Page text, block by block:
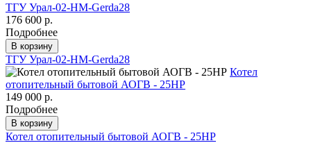
ТГУ Урал-02-HM-Gerda28
176 600 р.
Подробнее
В корзину
ТГУ Урал-02-HM-Gerda28
Котел
отопительный бытовой АОГВ - 25НР
149 000 р.
Подробнее
В корзину
Котел отопительный бытовой АОГВ - 25НР